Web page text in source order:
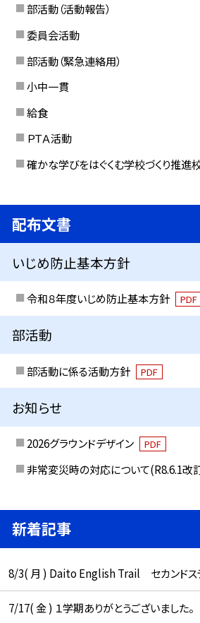
部活動（活動報告）
委員会活動
部活動（緊急連絡用）
小中一貫
給食
ＰＴＡ活動
確かな学びをはぐくむ学校づくり推進
配布文書
いじめ防止基本方針
令和８年度いじめ防止基本方針 PDF
部活動
部活動に係る活動方針 PDF
お知らせ
2026グラウンドデザイン PDF
非常変災時の対応について(R8.6.1改
新着記事
8/3( 月 ) Daito English Trail セカンドス
7/17( 金 ) １学期ありがとうございました。